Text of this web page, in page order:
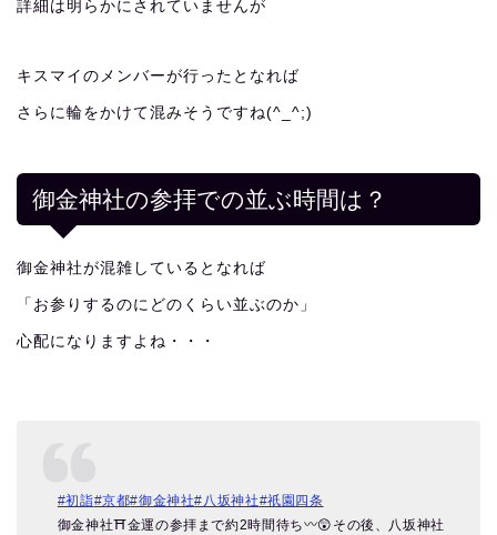
詳細は明らかにされていませんが
キスマイのメンバーが行ったとなれば
さらに輪をかけて混みそうですね(^_^;)
御金神社の参拝での並ぶ時間は？
御金神社が混雑しているとなれば
「お参りするのにどのくらい並ぶのか」
心配になりますよね・・・
#初詣#京都#御金神社#八坂神社#祇園四条
御金神社⛩️金運の参拝まで約2時間待ち〰️😲その後、八坂神社